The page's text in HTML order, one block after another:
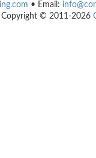
• Email:
© 2011-2026